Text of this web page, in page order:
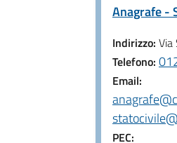
Anagrafe -
Indirizzo: Via
Telefono:
Email:
PEC: